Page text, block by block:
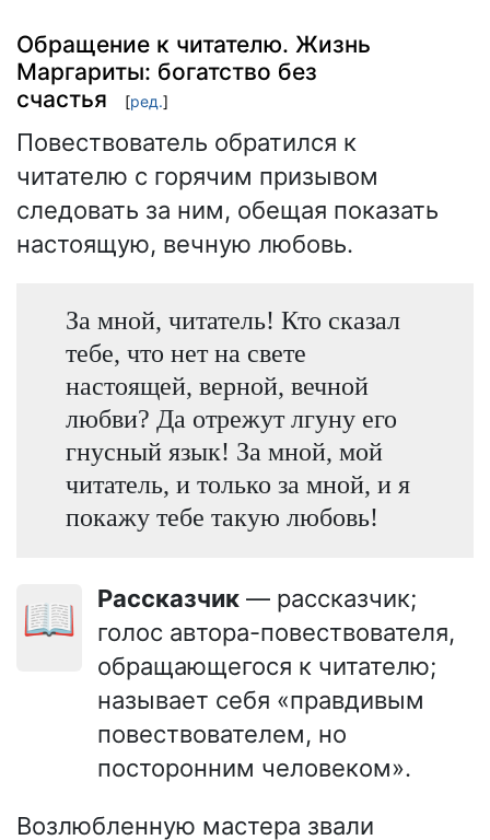
Обращение к читателю. Жизнь
Маргариты: богатство без
счастья
[ред.]
Повествователь обратился к
читателю с горячим призывом
следовать за ним, обещая показать
настоящую, вечную любовь.
За мной, читатель! Кто сказал
тебе, что нет на свете
настоящей, верной, вечной
любви? Да отрежут лгуну его
гнусный язык! За мной, мой
читатель, и только за мной, и я
покажу тебе такую любовь!
📖 Рассказчик — рассказчик;
голос автора-повествователя,
обращающегося к читателю;
называет себя «правдивым
повествователем, но
посторонним человеком».
Возлюбленную мастера звали